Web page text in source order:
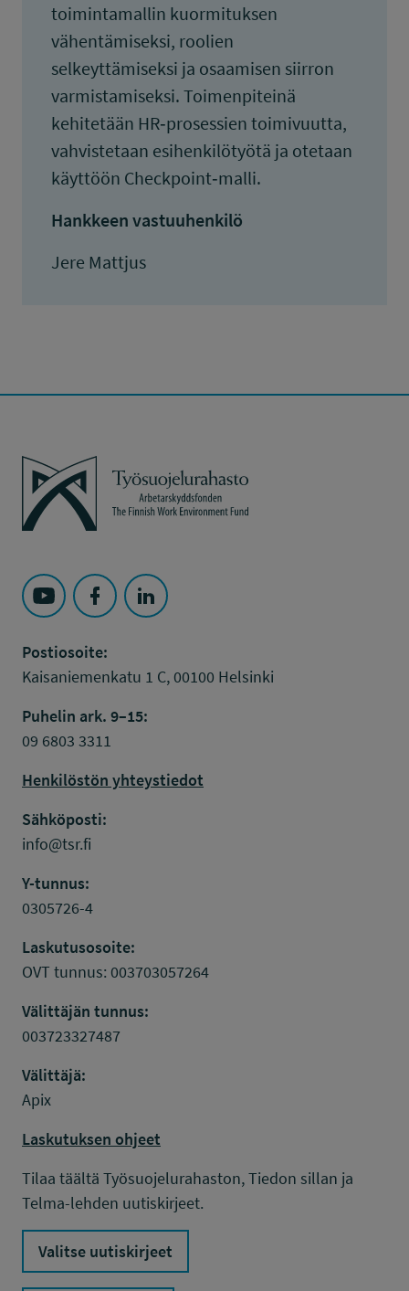
toimintamallin kuormituksen
vähentämiseksi, roolien
selkeyttämiseksi ja osaamisen siirron
varmistamiseksi. Toimenpiteinä
kehitetään HR‑prosessien toimivuutta,
vahvistetaan esihenkilötyötä ja otetaan
käyttöön Checkpoint‑malli.
Hankkeen vastuuhenkilö
Jere Mattjus
Työsuojelurahasto
Seuraa Työsuojelurahasto kohteessa: YouTube
Seuraa Työsuojelurahasto kohteessa:
Seuraa Työsuojelurahasto kohteessa:
Postiosoite:
Kaisaniemenkatu 1 C, 00100 Helsinki
Puhelin ark. 9–15:
09 6803 3311
Henkilöstön yhteystiedot
Sähköposti:
info@tsr.fi
Y-tunnus:
0305726-4
Laskutusosoite:
OVT tunnus: 003703057264
Välittäjän tunnus:
003723327487
Välittäjä:
Apix
Laskutuksen ohjeet
Tilaa täältä Työsuojelurahaston, Tiedon sillan ja
Telma-lehden uutiskirjeet.
Valitse uutiskirjeet